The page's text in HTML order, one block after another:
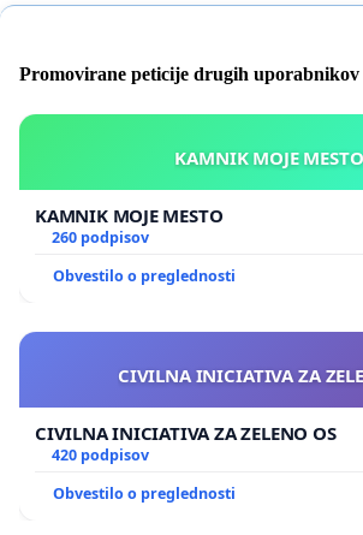
Promovirane peticije drugih uporabnikov
KAMNIK MOJE MESTO
KAMNIK MOJE MESTO
260 podpisov
Obvestilo o preglednosti
CIVILNA INICIATIVA ZA
CIVILNA INICIATIVA ZA ZELENO OS
420 podpisov
Obvestilo o preglednosti